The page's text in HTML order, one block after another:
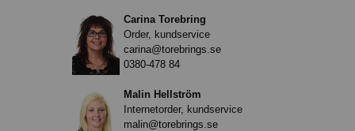
Carina Torebring
Order, kundservice
carina@torebrings.se
0380-478 84
Malin Hellström
Internetorder, kundservice
malin@torebrings.se